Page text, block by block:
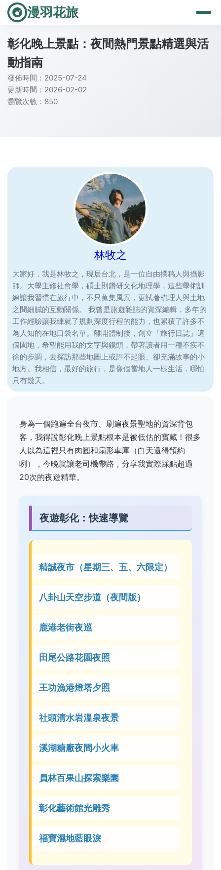
漫羽花旅
彰化晚上景點：夜間熱門景點精選與活
動指南
發佈時間：2025-07-24
更新時間：2026-02-02
瀏覽次數：850
林牧之
大家好，我是林牧之，現居台北，是一位自由撰稿人與攝影
師。大學主修社會學，碩士則鑽研文化地理學，這些學術訓
練讓我習慣在旅行中，不只蒐集風景，更試著梳理人與土地
之間細膩的互動關係。 我曾是旅遊雜誌的資深編輯，多年的
工作經驗讓我練就了規劃深度行程的能力，也累積了許多不
為人知的在地口袋名單。離開體制後，創立「旅行日誌」這
個園地，希望能用我的文字與鏡頭，帶著讀者用一種不疾不
徐的步調，去探訪那些地圖上或許不起眼、卻充滿故事的小
地方。我相信，最好的旅行，是像個當地人一樣生活，哪怕
只有幾天。
身為一個跑遍全台夜市、刷遍夜景聖地的資深背包
客，我得說彰化晚上景點根本是被低估的寶藏！很多
人以為這裡只有肉圓和扇形車庫（白天還得預約
咧），今晚就讓老司機帶路，分享我實際踩點超過
20次的夜遊精華。
夜遊彰化：快速導覽
精誠夜市（星期三、五、六限定）
八卦山天空步道（夜間版）
鹿港老街夜巡
田尾公路花園夜照
王功漁港燈塔夕照
社頭清水岩溫泉夜景
溪湖糖廠夜間小火車
員林百果山探索樂園
彰化藝術館光雕秀
福寶濕地藍眼淚